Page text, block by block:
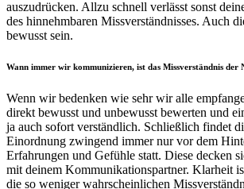
auszudrücken. Allzu schnell verlässt sonst
des hinnehmbaren Missverständnisses. Auch
bewusst sein.
Wann immer wir kommunizieren, ist das Missverständnis der
Wenn wir bedenken wie sehr wir alle
direkt bewusst und unbewusst bewerten und
ja auch sofort verständlich. Schließlich findet
Einordnung zwingend immer nur vor dem
Erfahrungen und Gefühle statt. Diese decken
mit deinem Kommunikationspartner. Klarheit
die so weniger wahrscheinlichen